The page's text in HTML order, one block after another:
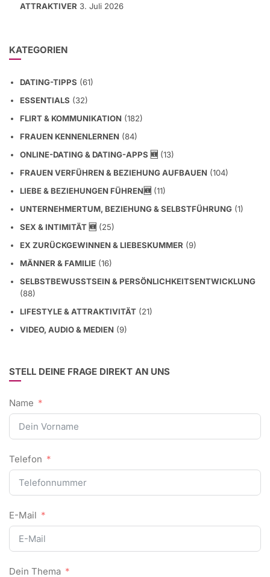
ATTRAKTIVER 3. Juli 2026
KATEGORIEN
DATING-TIPPS (61)
ESSENTIALS (32)
FLIRT & KOMMUNIKATION (182)
FRAUEN KENNENLERNEN (84)
ONLINE-DATING & DATING-APPS 🆕 (13)
FRAUEN VERFÜHREN & BEZIEHUNG AUFBAUEN (104)
LIEBE & BEZIEHUNGEN FÜHREN🆕 (11)
UNTERNEHMERTUM, BEZIEHUNG & SELBSTFÜHRUNG (1)
SEX & INTIMITÄT 🆕 (25)
EX ZURÜCKGEWINNEN & LIEBESKUMMER (9)
MÄNNER & FAMILIE (16)
SELBSTBEWUSSTSEIN & PERSÖNLICHKEITSENTWICKLUNG
(88)
LIFESTYLE & ATTRAKTIVITÄT (21)
VIDEO, AUDIO & MEDIEN (9)
STELL DEINE FRAGE DIREKT AN UNS
Name
Telefon
E-Mail
Dein Thema